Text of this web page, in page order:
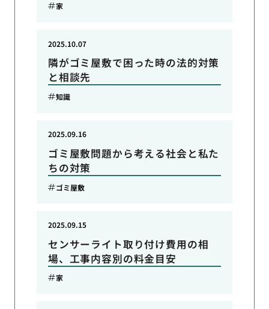
家
隣がゴミ屋敷で困った時の法的対策
と相談先
2025.10.07
知識
ゴミ屋敷問題から考える社会と私た
ちの対策
2025.09.16
ゴミ屋敷
センサーライト取り付け費用の相
場、工事内容別の料金目安
2025.09.15
家